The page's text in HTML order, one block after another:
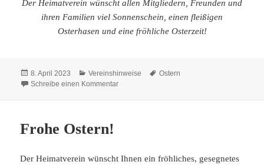
Der Heimatverein wünscht allen Mitgliedern, Freunden und
ihren Familien viel Sonnenschein, einen fleißigen
Osterhasen und eine fröhliche Osterzeit!
Veröffentlicht
am
8. April 2023 Kategorien
Vereinshinweise Schlagwörter
Ostern
Schreibe einen Kommentarzu Fröhliche Ostern!
Frohe Ostern!
Der Heimatverein wünscht Ihnen ein fröhliches, gesegnetes